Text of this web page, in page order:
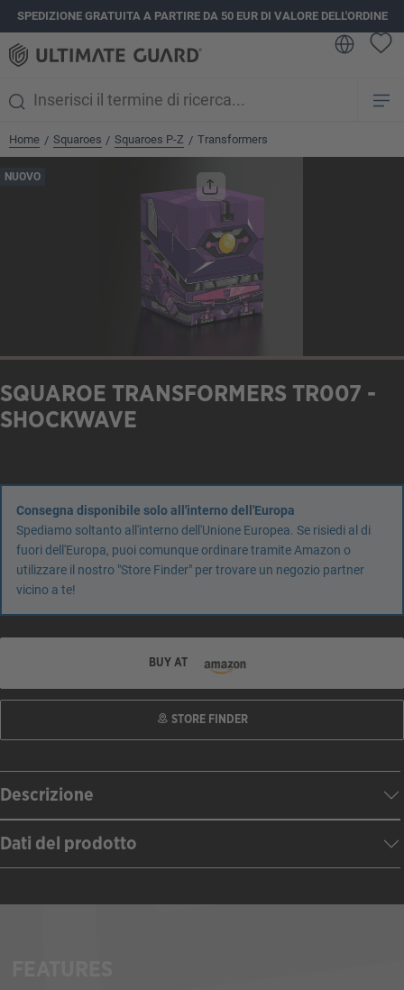
principale
SPEDIZIONE GRATUITA A PARTIRE DA 50 EUR DI VALORE DELL'ORDINE
Home / Squaroes / Squaroes P-Z / Transformers
NUOVO
SQUAROE TRANSFORMERS TR007 -
SHOCKWAVE
Consegna disponibile solo all'interno dell'Europa
Spediamo soltanto all'interno dell'Unione Europea. Se risiedi al di
fuori dell'Europa, puoi comunque ordinare tramite Amazon o
utilizzare il nostro "Store Finder" per trovare un negozio partner
vicino a te!
BUY AT
STORE FINDER
Descrizione
Dati del prodotto